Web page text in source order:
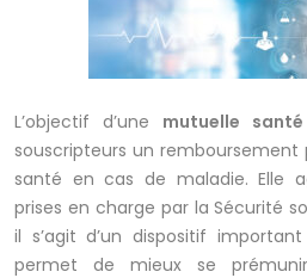
L’objectif d’une mutuelle santé
souscripteurs un
santé en cas de maladie. Elle
prises en charge par la Sécurité
il s’agit d’un dispositif
permet de mieux se